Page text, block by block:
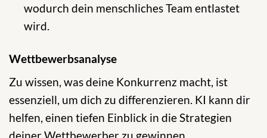
wodurch dein menschliches Team entlastet
wird.
Wettbewerbsanalyse
Zu wissen, was deine Konkurrenz macht, ist
essenziell, um dich zu differenzieren. KI kann dir
helfen, einen tiefen Einblick in die Strategien